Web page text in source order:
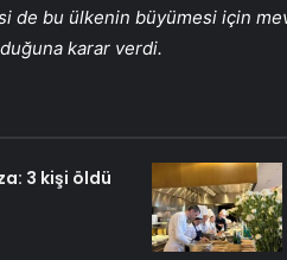
de bu ülkenin büyümesi için
karar verdi.
3 kişi öldü